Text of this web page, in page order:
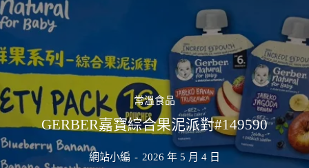
常溫食品
GERBER嘉寶綜合果泥派對#149590
網站小編 - 2026 年 5 月 4 日